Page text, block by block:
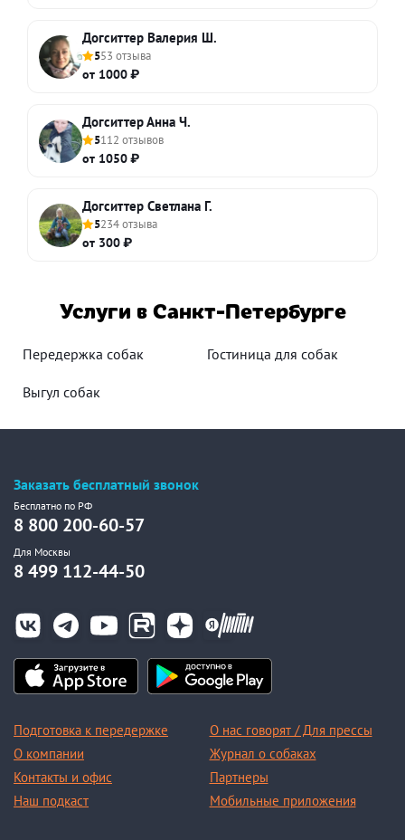
Догситтер Валерия Ш.
553 отзыва
от 1000 ₽
Догситтер Анна Ч.
5112 отзывов
от 1050 ₽
Догситтер Светлана Г.
5234 отзыва
от 300 ₽
Услуги в Санкт-Петербурге
Передержка собак Гостиница для собак
Выгул собак
Заказать бесплатный звонок
Бесплатно по РФ
8 800 200-60-57
Для Москвы
8 499 112-44-50
Подготовка к передержке
О компании
Контакты и офис
Наш подкаст
О нас говорят / Для прессы
Журнал о собаках
Партнеры
Мобильные приложения